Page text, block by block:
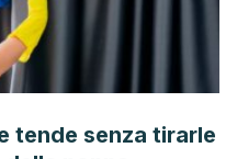
science/article/abs/pii/
Dry heel fissures:
Nursing, 15
tende senza tirarle